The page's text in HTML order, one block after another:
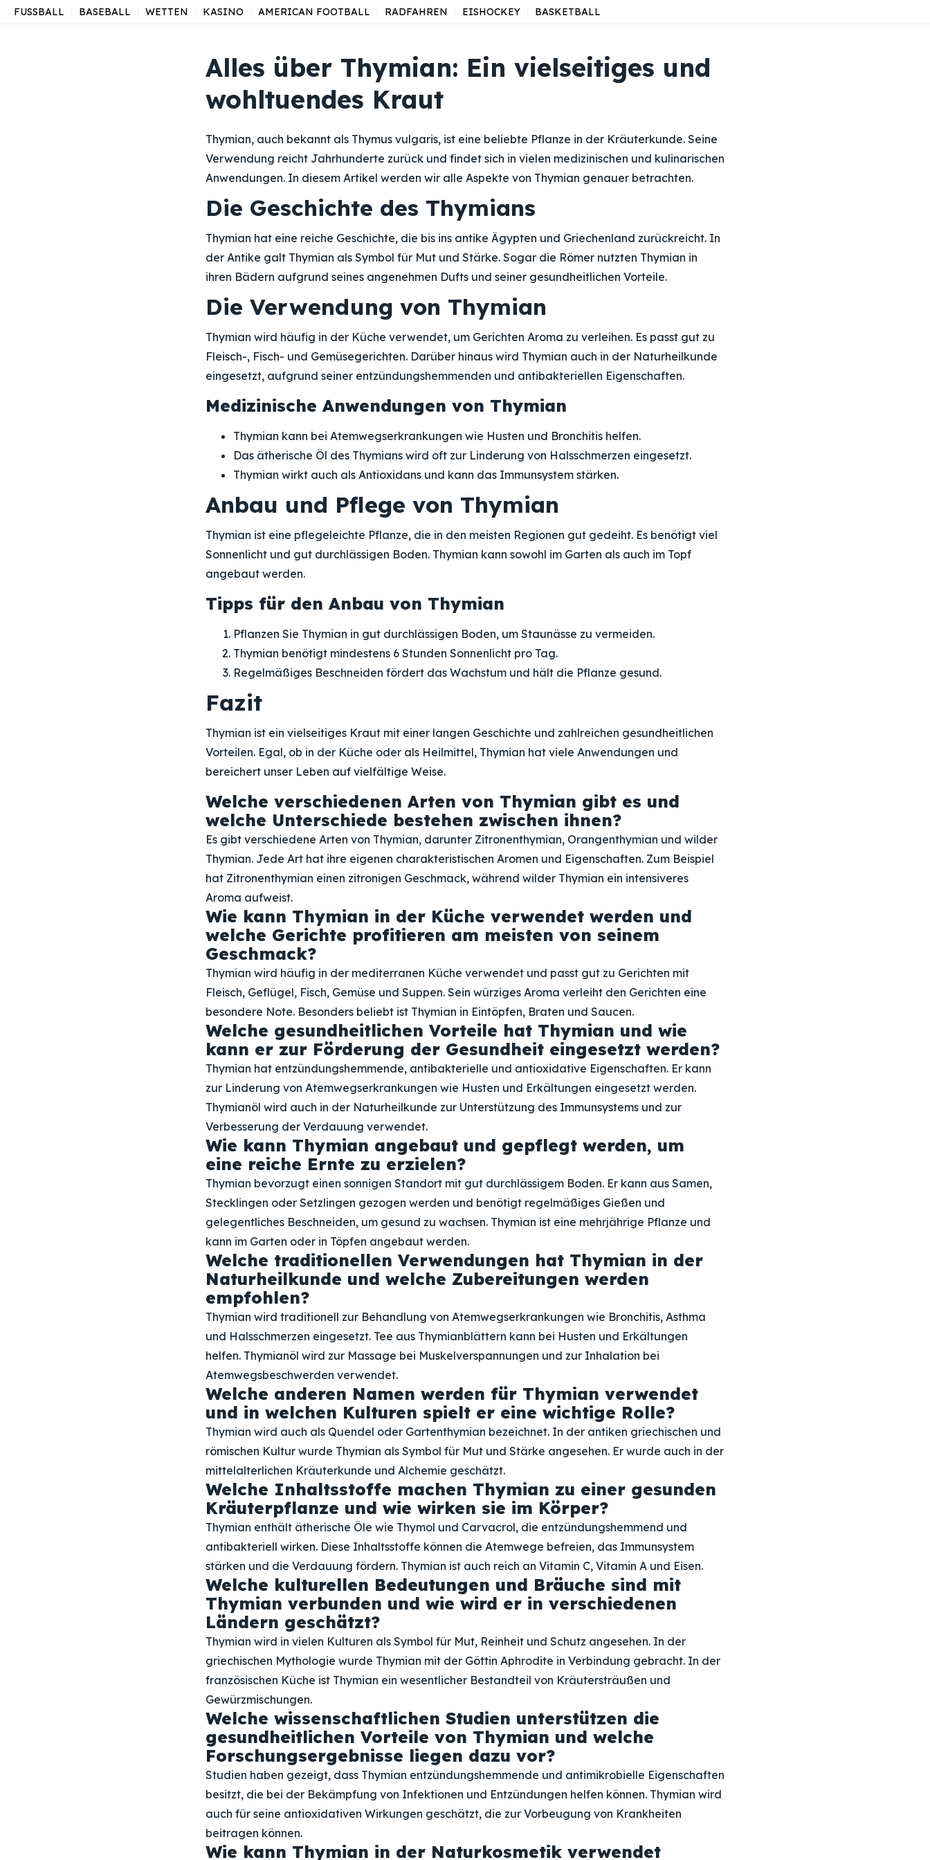
FUSSBALL BASEBALL WETTEN KASINO AMERICAN FOOTBALL RADFAHREN EISHOCKEY BASKETBALL
Alles über Thymian: Ein vielseitiges und
wohltuendes Kraut
Thymian, auch bekannt als Thymus vulgaris, ist eine beliebte Pflanze in der Kräuterkunde. Seine
Verwendung reicht Jahrhunderte zurück und findet sich in vielen medizinischen und kulinarischen
Anwendungen. In diesem Artikel werden wir alle Aspekte von Thymian genauer betrachten.
Die Geschichte des Thymians
Thymian hat eine reiche Geschichte, die bis ins antike Ägypten und Griechenland zurückreicht. In
der Antike galt Thymian als Symbol für Mut und Stärke. Sogar die Römer nutzten Thymian in
ihren Bädern aufgrund seines angenehmen Dufts und seiner gesundheitlichen Vorteile.
Die Verwendung von Thymian
Thymian wird häufig in der Küche verwendet, um Gerichten Aroma zu verleihen. Es passt gut zu
Fleisch-, Fisch- und Gemüsegerichten. Darüber hinaus wird Thymian auch in der Naturheilkunde
eingesetzt, aufgrund seiner entzündungshemmenden und antibakteriellen Eigenschaften.
Medizinische Anwendungen von Thymian
Thymian kann bei Atemwegserkrankungen wie Husten und Bronchitis helfen.
Das ätherische Öl des Thymians wird oft zur Linderung von Halsschmerzen eingesetzt.
Thymian wirkt auch als Antioxidans und kann das Immunsystem stärken.
Anbau und Pflege von Thymian
Thymian ist eine pflegeleichte Pflanze, die in den meisten Regionen gut gedeiht. Es benötigt viel
Sonnenlicht und gut durchlässigen Boden. Thymian kann sowohl im Garten als auch im Topf
angebaut werden.
Tipps für den Anbau von Thymian
Pflanzen Sie Thymian in gut durchlässigen Boden, um Staunässe zu vermeiden.
Thymian benötigt mindestens 6 Stunden Sonnenlicht pro Tag.
Regelmäßiges Beschneiden fördert das Wachstum und hält die Pflanze gesund.
Fazit
Thymian ist ein vielseitiges Kraut mit einer langen Geschichte und zahlreichen gesundheitlichen
Vorteilen. Egal, ob in der Küche oder als Heilmittel, Thymian hat viele Anwendungen und
bereichert unser Leben auf vielfältige Weise.
Welche verschiedenen Arten von Thymian gibt es und
welche Unterschiede bestehen zwischen ihnen?
Es gibt verschiedene Arten von Thymian, darunter Zitronenthymian, Orangenthymian und wilder
Thymian. Jede Art hat ihre eigenen charakteristischen Aromen und Eigenschaften. Zum Beispiel
hat Zitronenthymian einen zitronigen Geschmack, während wilder Thymian ein intensiveres
Aroma aufweist.
Wie kann Thymian in der Küche verwendet werden und
welche Gerichte profitieren am meisten von seinem
Geschmack?
Thymian wird häufig in der mediterranen Küche verwendet und passt gut zu Gerichten mit
Fleisch, Geflügel, Fisch, Gemüse und Suppen. Sein würziges Aroma verleiht den Gerichten eine
besondere Note. Besonders beliebt ist Thymian in Eintöpfen, Braten und Saucen.
Welche gesundheitlichen Vorteile hat Thymian und wie
kann er zur Förderung der Gesundheit eingesetzt werden?
Thymian hat entzündungshemmende, antibakterielle und antioxidative Eigenschaften. Er kann
zur Linderung von Atemwegserkrankungen wie Husten und Erkältungen eingesetzt werden.
Thymianöl wird auch in der Naturheilkunde zur Unterstützung des Immunsystems und zur
Verbesserung der Verdauung verwendet.
Wie kann Thymian angebaut und gepflegt werden, um
eine reiche Ernte zu erzielen?
Thymian bevorzugt einen sonnigen Standort mit gut durchlässigem Boden. Er kann aus Samen,
Stecklingen oder Setzlingen gezogen werden und benötigt regelmäßiges Gießen und
gelegentliches Beschneiden, um gesund zu wachsen. Thymian ist eine mehrjährige Pflanze und
kann im Garten oder in Töpfen angebaut werden.
Welche traditionellen Verwendungen hat Thymian in der
Naturheilkunde und welche Zubereitungen werden
empfohlen?
Thymian wird traditionell zur Behandlung von Atemwegserkrankungen wie Bronchitis, Asthma
und Halsschmerzen eingesetzt. Tee aus Thymianblättern kann bei Husten und Erkältungen
helfen. Thymianöl wird zur Massage bei Muskelverspannungen und zur Inhalation bei
Atemwegsbeschwerden verwendet.
Welche anderen Namen werden für Thymian verwendet
und in welchen Kulturen spielt er eine wichtige Rolle?
Thymian wird auch als Quendel oder Gartenthymian bezeichnet. In der antiken griechischen und
römischen Kultur wurde Thymian als Symbol für Mut und Stärke angesehen. Er wurde auch in der
mittelalterlichen Kräuterkunde und Alchemie geschätzt.
Welche Inhaltsstoffe machen Thymian zu einer gesunden
Kräuterpflanze und wie wirken sie im Körper?
Thymian enthält ätherische Öle wie Thymol und Carvacrol, die entzündungshemmend und
antibakteriell wirken. Diese Inhaltsstoffe können die Atemwege befreien, das Immunsystem
stärken und die Verdauung fördern. Thymian ist auch reich an Vitamin C, Vitamin A und Eisen.
Welche kulturellen Bedeutungen und Bräuche sind mit
Thymian verbunden und wie wird er in verschiedenen
Ländern geschätzt?
Thymian wird in vielen Kulturen als Symbol für Mut, Reinheit und Schutz angesehen. In der
griechischen Mythologie wurde Thymian mit der Göttin Aphrodite in Verbindung gebracht. In der
französischen Küche ist Thymian ein wesentlicher Bestandteil von Kräutersträußen und
Gewürzmischungen.
Welche wissenschaftlichen Studien unterstützen die
gesundheitlichen Vorteile von Thymian und welche
Forschungsergebnisse liegen dazu vor?
Studien haben gezeigt, dass Thymian entzündungshemmende und antimikrobielle Eigenschaften
besitzt, die bei der Bekämpfung von Infektionen und Entzündungen helfen können. Thymian wird
auch für seine antioxidativen Wirkungen geschätzt, die zur Vorbeugung von Krankheiten
beitragen können.
Wie kann Thymian in der Naturkosmetik verwendet